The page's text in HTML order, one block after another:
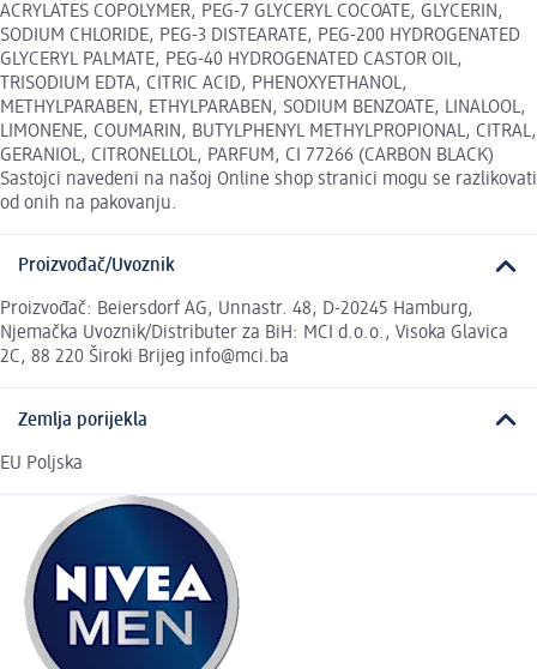
ACRYLATES COPOLYMER, PEG-7 GLYCERYL COCOATE, GLYCERIN,
SODIUM CHLORIDE, PEG-3 DISTEARATE, PEG-200 HYDROGENATED
GLYCERYL PALMATE, PEG-40 HYDROGENATED CASTOR OIL,
TRISODIUM EDTA, CITRIC ACID, PHENOXYETHANOL,
METHYLPARABEN, ETHYLPARABEN, SODIUM BENZOATE, LINALOOL,
LIMONENE, COUMARIN, BUTYLPHENYL METHYLPROPIONAL, CITRAL,
GERANIOL, CITRONELLOL, PARFUM, CI 77266 (CARBON BLACK)
Sastojci navedeni na našoj Online shop stranici mogu se razlikovati
od onih na pakovanju.
Proizvođač/Uvoznik
Proizvođač: Beiersdorf AG, Unnastr. 48, D-20245 Hamburg,
Njemačka Uvoznik/Distributer za BiH: MCI d.o.o., Visoka Glavica
2C, 88 220 Široki Brijeg info@mci.ba
Zemlja porijekla
EU Poljska